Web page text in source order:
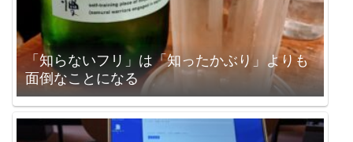
「知らないフリ」は「知ったかぶり」よりも
面倒なことになる